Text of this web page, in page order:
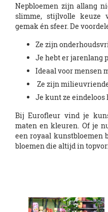
Nepbloemen zijn allang
slimme, stijlvolle keuze
gemak én sfeer. De
Ze zijn
Je hebt er jarenlang
Ideaal voor mensen
Ze zijn
Je kunt ze
Bij Eurofleur vind je
maten en kleuren. Of je
een royaal kunstbloemen
bloemen die altijd in